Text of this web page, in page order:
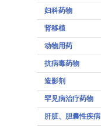
妇科药物
肾移植
动物用药
抗病毒药物
造影剂
罕见病治疗药物
肝脏、胆囊性疾病